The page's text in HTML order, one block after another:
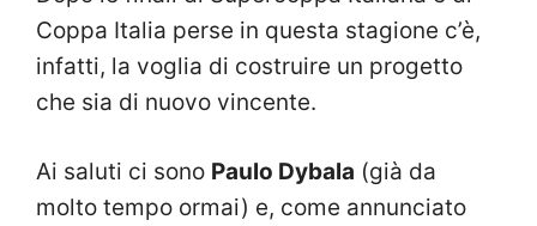
Coppa Italia perse in questa stagione c’è,
infatti, la voglia di costruire un progetto
che sia di nuovo vincente.
Ai saluti ci sono Paulo Dybala (già da
molto tempo ormai) e, come annunciato